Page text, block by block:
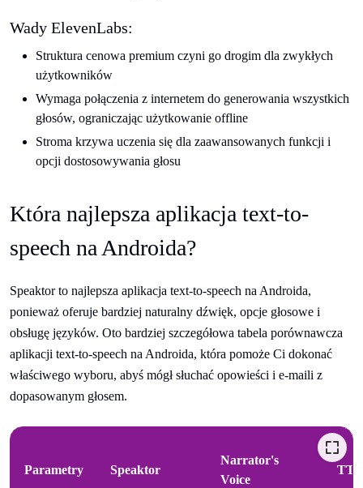
Wady ElevenLabs:
Struktura cenowa premium czyni go drogim dla zwykłych
użytkowników
Wymaga połączenia z internetem do generowania wszystkich
głosów, ograniczając użytkowanie offline
Stroma krzywa uczenia się dla zaawansowanych funkcji i
opcji dostosowywania głosu
Która najlepsza aplikacja text-to-
speech na Androida?
Speaktor to najlepsza aplikacja text-to-speech na Androida,
ponieważ oferuje bardziej naturalny dźwięk, opcje głosowe i
obsługę języków. Oto bardziej szczegółowa tabela porównawcza
aplikacji text-to-speech na Androida, która pomoże Ci dokonać
właściwego wyboru, abyś mógł słuchać opowieści i e-maili z
dopasowanym głosem.
Parametry Speaktor
Narrator's
Voice